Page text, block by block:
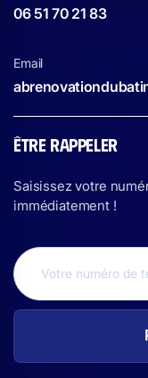
06 51 70 21 83
Email
ÊTRE RAPPELER
Saisissez votre
immédiatement !